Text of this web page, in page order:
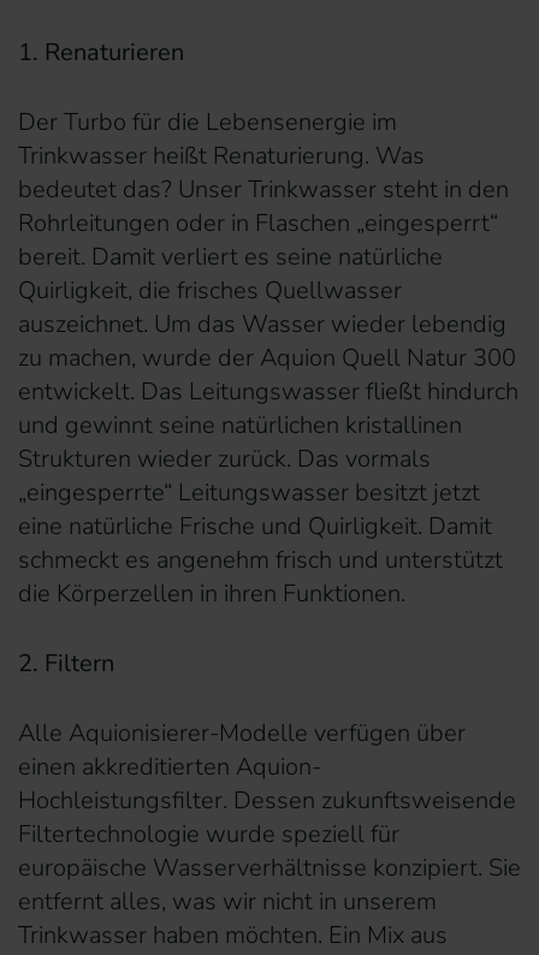
1. Renaturieren
Der Turbo für die Lebensenergie im
Trinkwasser heißt Renaturierung. Was
bedeutet das? Unser Trinkwasser steht in den
Rohrleitungen oder in Flaschen „eingesperrt“
bereit. Damit verliert es seine natürliche
Quirligkeit, die frisches Quellwasser
auszeichnet. Um das Wasser wieder lebendig
zu machen, wurde der Aquion Quell Natur 300
entwickelt. Das Leitungswasser fließt hindurch
und gewinnt seine natürlichen kristallinen
Strukturen wieder zurück. Das vormals
„eingesperrte“ Leitungswasser besitzt jetzt
eine natürliche Frische und Quirligkeit. Damit
schmeckt es angenehm frisch und unterstützt
die Körperzellen in ihren Funktionen.
2. Filtern
Alle Aquionisierer-Modelle verfügen über
einen akkreditierten Aquion-
Hochleistungsfilter. Dessen zukunftsweisende
Filtertechnologie wurde speziell für
europäische Wasserverhältnisse konzipiert. Sie
entfernt alles, was wir nicht in unserem
Trinkwasser haben möchten. Ein Mix aus